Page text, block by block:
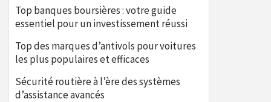
Top banques boursières : votre guide
essentiel pour un investissement réussi
Top des marques d’antivols pour voitures
les plus populaires et efficaces
Sécurité routière à l’ère des systèmes
d’assistance avancés